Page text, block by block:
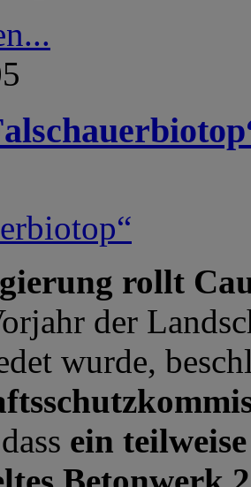
rollt
der
wurde,
ein